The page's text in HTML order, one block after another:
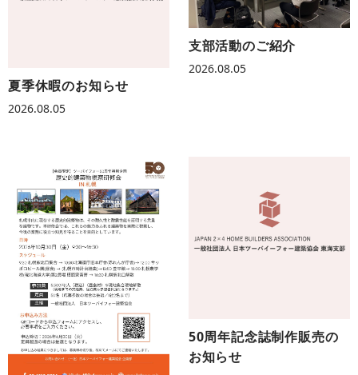
夏季休暇のお知らせ
2026.08.05
支部活動のご紹介
2026.08.05
50周年記念誌制作販売の
お知らせ